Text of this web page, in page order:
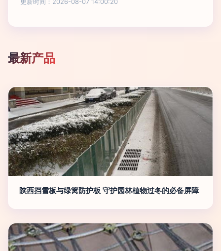
更新时间：2026-08-07 14:00:20
最新产品
陕西挡雪板与绿篱防护板 守护园林植物过冬的必备屏障